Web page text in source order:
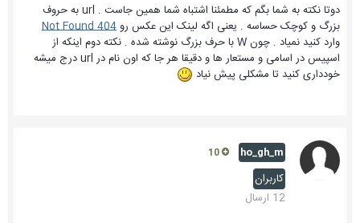
دوتا نکته به شما بگم که مطمئنا اشتباه شما همین جاست . url به حروف
بزرگ و کوچک حساسه . یعنی اگه لینک این عکس رو404 Not Found
وارد کنید نمیاد . چون W با حرف بزرگ نوشته شده . نکته دوم اینکه از
اسپیس در اسامی و مستعار ها و دقیقا هر جا که اون نام در url درج میشه
خودداری کنید تا مشکلی پیش نیاد
ho_gh_m
کاربران
12 ارسال